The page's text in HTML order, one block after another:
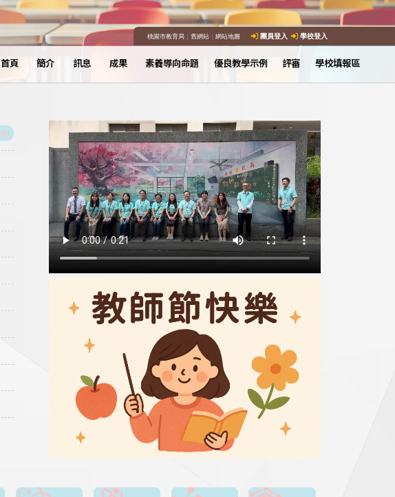
桃園市教育局｜ 舊網站｜ 網站地圖 團員登入 學校登入
首頁 簡介 訊息 成果 素養導向命題 優良教學示例 評審 學校填報區